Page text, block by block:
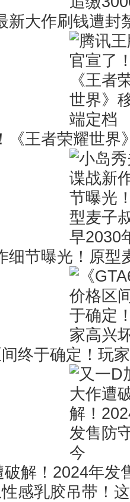
新大作刷钱遭封
《王者荣耀世界
细节曝光！原型
间终于确定！玩
解！2024年
感乳胶吊带！